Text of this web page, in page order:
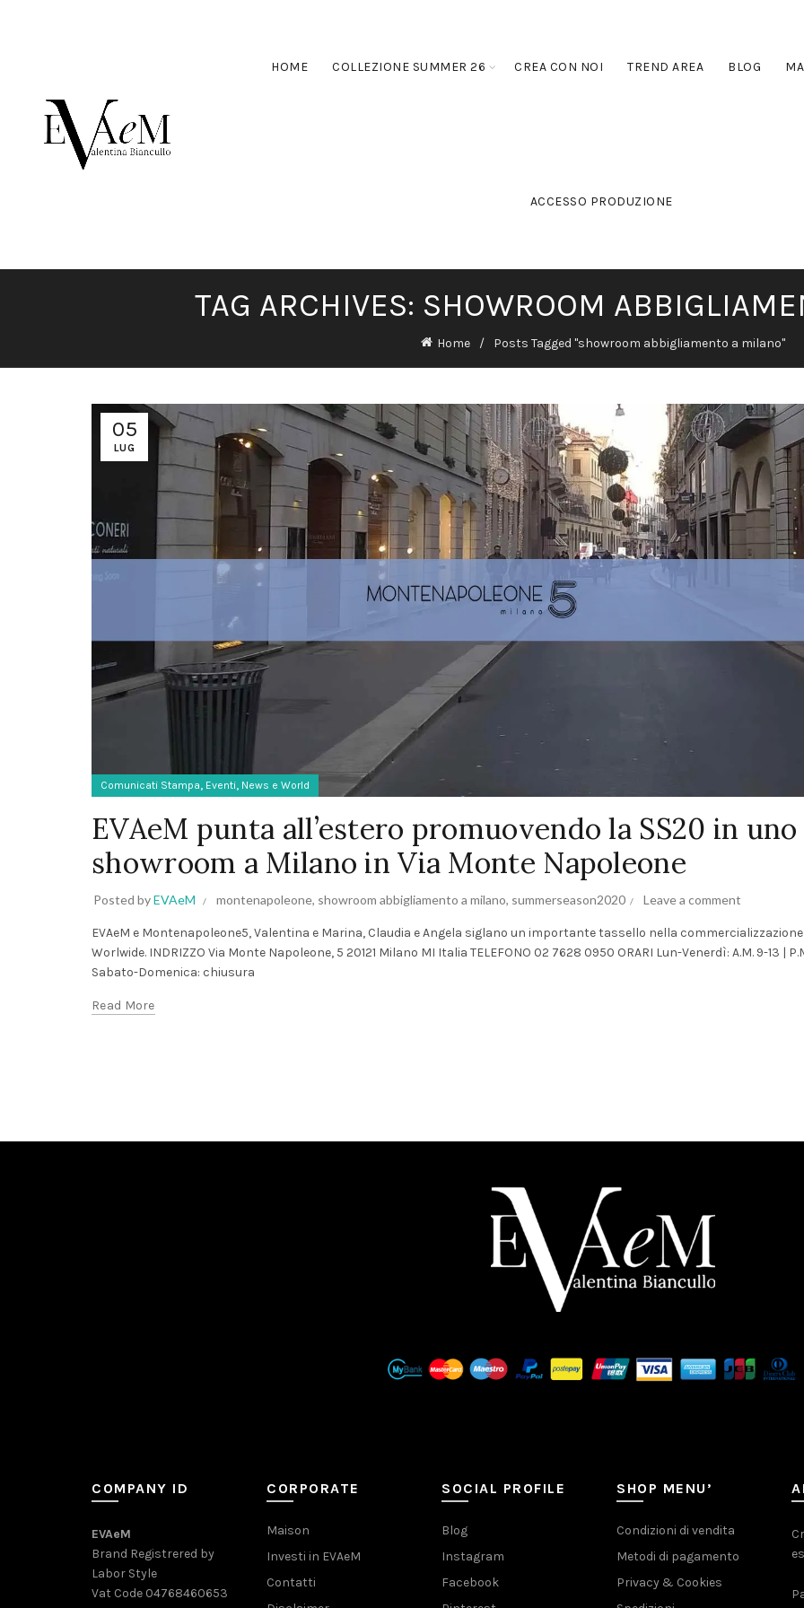
HOME COLLEZIONE SUMMER 26 CREA CON NOI TREND AREA BLOG
ACCESSO PRODUZIONE
TAG ARCHIVES: SHOWROOM
Home Posts Tagged "showroom abbigliamento a milano"
05
LUG
Comunicati Stampa, Eventi, News e World
EVAeM punta all’estero promuovendo la SS20 in uno
showroom a Milano in Via Monte Napoleone
Posted byEVAeM montenapoleone, showroom abbigliamento a milano, summerseason2020 Leave a comment
EVAeM e Montenapoleone5, Valentina e Marina, Claudia e Angela siglano un importante tassello nella commercializzazione
Worlwide. INDRIZZO Via Monte Napoleone, 5 20121 Milano MI Italia TELEFONO 02 7628 0950 ORARI Lun-Venerdì: A.M. 9-13 |
Sabato-Domenica: chiusura
Read More
COMPANY ID
EVAeM
Brand Registrered by
Labor Style
Vat Code 04768460653
CORPORATE
Maison
Investi in EVAeM
Contatti
SOCIAL PROFILE
Blog
Instagram
Facebook
SHOP MENU’
Condizioni di vendita
Metodi di pagamento
Privacy & Cookies